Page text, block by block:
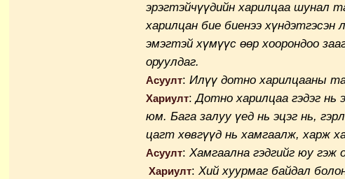
эрэгтэйчүүдийн харилцаа шунал
харилцан бие биенээ хүндэтгэсэн
эмэгтэй хүмүүс өөр хоорондоо
оруулдаг.
Асуулт: Илүү дотно харилцааны
Хариулт:Дотно харилцаа гэдэг нь
юм. Бага залуу үед нь эцэг нь,
цагт хөвгүүд нь хамгаалж, харж
Асуулт: Хамгаална гэдгийг юу гэж
Хариулт: Хий хуурмаг байдал